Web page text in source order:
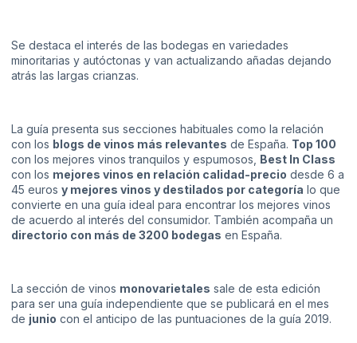
Se destaca el interés de las bodegas en variedades
minoritarias y autóctonas y van actualizando añadas dejando
atrás las largas crianzas.
La guía presenta sus secciones habituales como la relación
con los blogs de vinos más relevantes de España. Top 100
con los mejores vinos tranquilos y espumosos, Best In Class
con los mejores vinos en relación calidad-precio desde 6 a
45 euros y mejores vinos y destilados por categoría lo que
convierte en una guía ideal para encontrar los mejores vinos
de acuerdo al interés del consumidor. También acompaña un
directorio con más de 3200 bodegas en España.
La sección de vinos monovarietales sale de esta edición
para ser una guía independiente que se publicará en el mes
de junio con el anticipo de las puntuaciones de la guía 2019.